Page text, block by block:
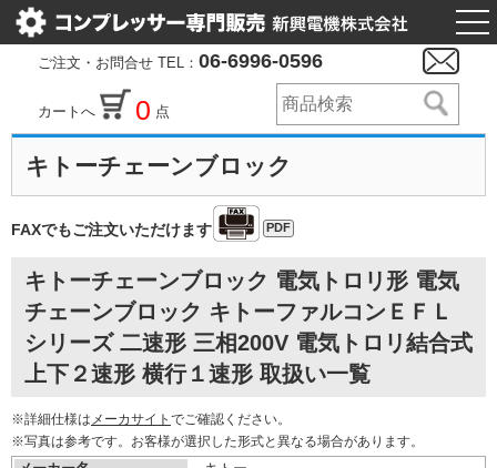
ご注文・お問合せ TEL： 06-6996-0596
カートへ 0 点
キトーチェーンブロック
FAXでもご注文いただけます PDF
キトーチェーンブロック 電気トロリ形 電気
チェーンブロック キトーファルコンＥＦＬ
シリーズ 二速形 三相200V 電気トロリ結合式
上下２速形 横行１速形 取扱い一覧
※詳細仕様は メーカサイト でご確認ください。
※写真は参考です。お客様が選択した形式と異なる場合があります。